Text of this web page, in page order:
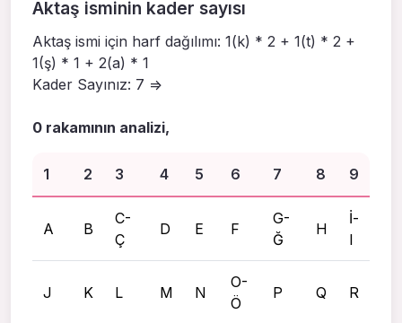
Aktaş isminin kader sayısı
Aktaş ismi için harf dağılımı: 1(k) * 2 + 1(t) * 2 +
1(ş) * 1 + 2(a) * 1
Kader Sayınız: 7 =>
0 rakamının analizi,
1 2 3 4 5 6 7 8 9
A B
C-
Ç
D E F
G-
Ğ
H
İ-
I
J K L M N
O-
Ö
P Q R